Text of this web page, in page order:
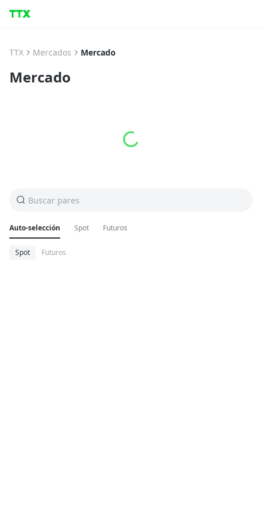
TTX Mercados Mercado
Mercado
Auto-selección Spot Futuros
Buscar pares
Spot Futuros